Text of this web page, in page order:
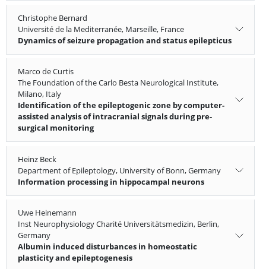
Christophe Bernard
Université de la Mediterranée, Marseille, France
Dynamics of seizure propagation and status epilepticus
Marco de Curtis
The Foundation of the Carlo Besta Neurological Institute,
Milano, Italy
Identification of the epileptogenic zone by computer-
assisted analysis of intracranial signals during pre-
surgical monitoring
Heinz Beck
Department of Epileptology, University of Bonn, Germany
Information processing in hippocampal neurons
Uwe Heinemann
Inst Neurophysiology Charité Universitätsmedizin, Berlin,
Germany
Albumin induced disturbances in homeostatic
plasticity and epileptogenesis